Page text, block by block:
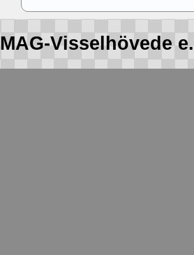
MAG-Visselhövede